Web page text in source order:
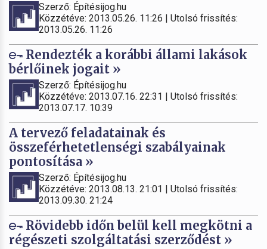
Szerző: Építésijog.hu
Közzétéve: 2013.05.26. 11:26 | Utolsó frissítés:
2013.05.26. 11:26
Rendezték a korábbi állami lakások
bérlőinek jogait »
Szerző: Építésijog.hu
Közzétéve: 2013.07.16. 22:31 | Utolsó frissítés:
2013.07.17. 10:39
A tervező feladatainak és
összeférhetetlenségi szabályainak
pontosítása »
Szerző: Építésijog.hu
Közzétéve: 2013.08.13. 21:01 | Utolsó frissítés:
2013.09.30. 21:24
Rövidebb időn belül kell megkötni a
régészeti szolgáltatási szerződést »